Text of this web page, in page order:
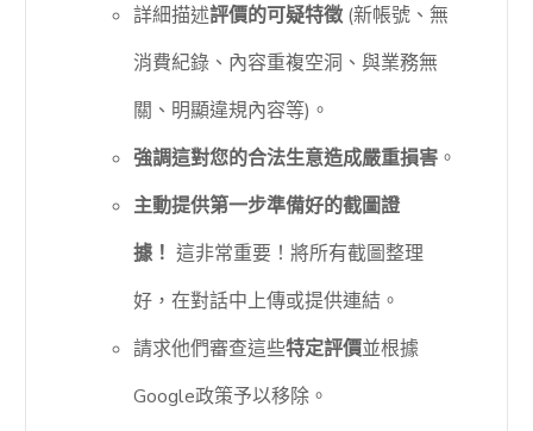
詳細描述評價的可疑特徵 (新帳號、無
消費紀錄、內容重複空洞、與業務無
關、明顯違規內容等)。
強調這對您的合法生意造成嚴重損害。
主動提供第一步準備好的截圖證
據！ 這非常重要！將所有截圖整理
好，在對話中上傳或提供連結。
請求他們審查這些特定評價並根據
Google政策予以移除。